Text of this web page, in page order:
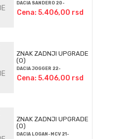
DACIA SANDERO 20-
Cena: 5.406,00 rsd
ZNAK ZADNJI UPGRADE
(O)
DACIA JOGGER 22-
Cena: 5.406,00 rsd
ZNAK ZADNJI UPGRADE
(O)
DACIA LOGAN-MCV 21-